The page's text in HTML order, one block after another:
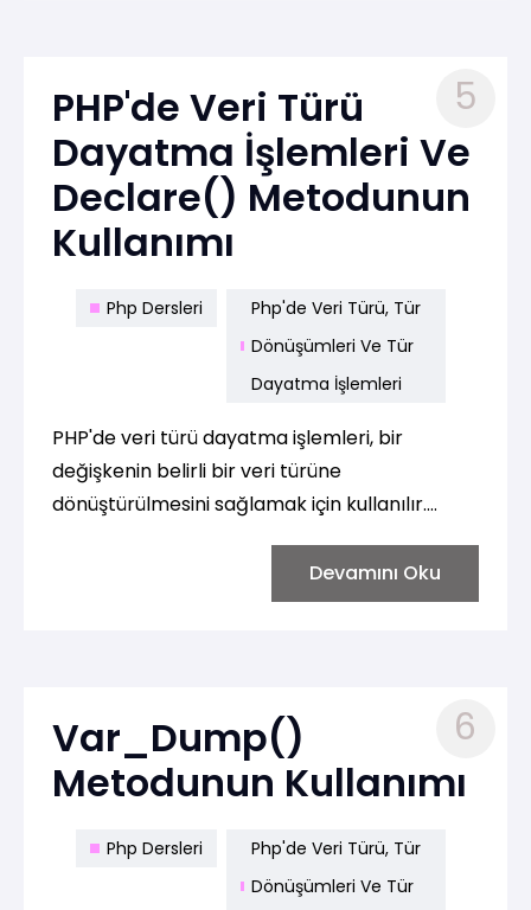
PHP'de Veri Türü
Dayatma İşlemleri Ve
Declare() Metodunun
Kullanımı
5
Php Dersleri
Php'de Veri Türü, Tür
Dönüşümleri Ve Tür
Dayatma İşlemleri
PHP'de veri türü dayatma işlemleri, bir
değişkenin belirli bir veri türüne
dönüştürülmesini sağlamak için kullanılır.
strict_types seçeneği ile birlikte kullanılarak
bir dosyada geçerli olan tip kontrolünü
Devamını Oku
Var_Dump()
Metodunun Kullanımı
6
Php Dersleri
Php'de Veri Türü, Tür
Dönüşümleri Ve Tür